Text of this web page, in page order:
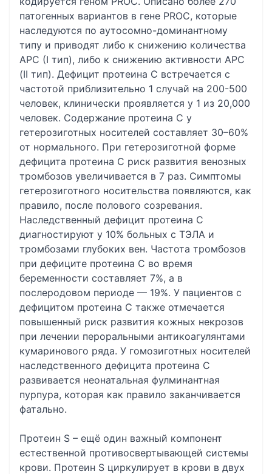
патогенных вариантов в гене PROС, которые
наследуются по аутосомно-доминантному
типу и приводят либо к снижению количества
АРС (I тип), либо к снижению активности АРС
(II тип). Дефицит протеина С встречается с
частотой приблизительно 1 случай на 200-500
человек, клинически проявляется у 1 из 20,000
человек. Содержание протеина C у
гетерозиготных носителей составляет 30–60%
от нормального. При гетерозиготной форме
дефицита протеина С риск развития венозных
тромбозов увеличивается в 7 раз. Симптомы
гетерозиготного носительства появляются, как
правило, после полового созревания.
Наследственный дефицит протеина C
диагностируют у 10% больных c ТЭЛА и
тромбозами глубоких вен. Частота тромбозов
при дефиците протеина C во время
беременности составляет 7%, а в
послеродовом периоде — 19%. У пациентов с
дефицитом протеина С также отмечается
повышенный риск развития кожных некрозов
при лечении пероральными антикоагулянтами
кумаринового ряда. У гомозиготных носителей
наследственного дефицита протеина C
развивается неонатальная фулминантная
пурпура, которая как правило заканчивается
фатально.
Протеин S – ещё один важный компонент
естественной противосвертывающей системы
крови. Протеин S циркулирует в крови в двух